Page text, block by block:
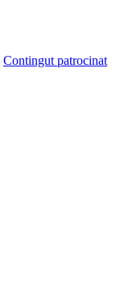
Contingut patrocinat